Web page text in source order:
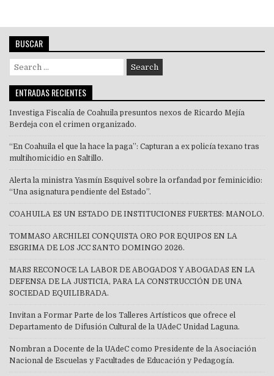
BUSCAR
Search
for:
ENTRADAS RECIENTES
Investiga Fiscalía de Coahuila presuntos nexos de Ricardo Mejía
Berdeja con el crimen organizado.
“En Coahuila el que la hace la paga”: Capturan a ex policía texano tras
multihomicidio en Saltillo.
Alerta la ministra Yasmín Esquivel sobre la orfandad por feminicidio:
“Una asignatura pendiente del Estado”.
COAHUILA ES UN ESTADO DE INSTITUCIONES FUERTES: MANOLO.
TOMMASO ARCHILEI CONQUISTA ORO POR EQUIPOS EN LA
ESGRIMA DE LOS JCC SANTO DOMINGO 2026.
MARS RECONOCE LA LABOR DE ABOGADOS Y ABOGADAS EN LA
DEFENSA DE LA JUSTICIA, PARA LA CONSTRUCCIÓN DE UNA
SOCIEDAD EQUILIBRADA.
Invitan a Formar Parte de los Talleres Artísticos que ofrece el
Departamento de Difusión Cultural de la UAdeC Unidad Laguna.
Nombran a Docente de la UAdeC como Presidente de la Asociación
Nacional de Escuelas y Facultades de Educación y Pedagogía.